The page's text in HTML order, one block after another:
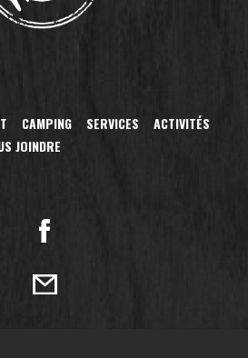
CAMPING SERVICES
ACTIVITÉS
JOINDRE